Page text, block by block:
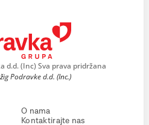
d.d. (Inc) Sva prava pridržana
Podravke d.d. (Inc.)
O nama
Kontaktirajte nas